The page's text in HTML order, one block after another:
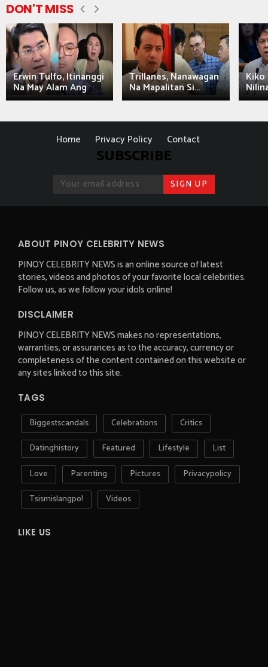
DON'T MISS
Erwin Tulfo, Itinanggi
Na May Alam Ang
Trillanes, Nanawagan
Na Mapalitan Si...
Kiko
Home Privacy Policy Contact
SUBSCRIBE
ABOUT PINOY CELEBRITY NEWS
PINOY CELEBRITY NEWS is an online source of latest
stories, videos and photos of your favorite local celebrities.
Follow us, as we follow your idols online!
DISCLAIMER
PINOY CELEBRITY NEWS makes no representations,
warranties, or assurances as to the accuracy, currency or
completeness of the content contained on this website or
any sites linked to this site.
TAGS
Biggestscandals Celebrations
Critics
Datinghistory
Featured Lifestyle
List
Love
Parenting Pictures
Privacypolicy
Tsismislangpo!
Videos
LIKE US